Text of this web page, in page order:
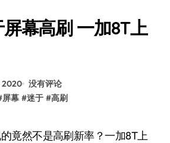
幕高刷 一加8T上
2020 没有评论
屏幕 #迷于 #高刷